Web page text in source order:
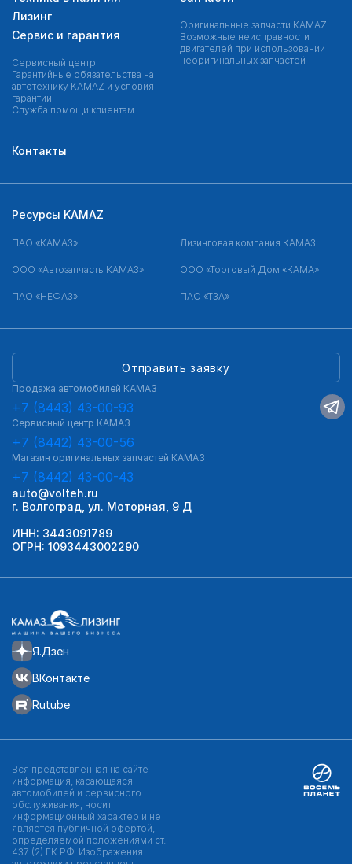
Лизинг
Сервис и гарантия
Сервисный центр
Гарантийные обязательства на
автотехнику KAMAZ и условия
гарантии
Служба помощи клиентам
Оригинальные запчасти КAMAZ
Возможные неисправности
двигателей при использовании
неоригинальных запчастей
Контакты
Я.Дзен
ВКонтакте
Rutube
Отправить заявку
Продажа автомобилей КАМАЗ
+7 (8443) 43-00-93
Сервисный центр КАМАЗ
+7 (8442) 43-00-56
Магазин оригинальных запчастей КАМАЗ
+7 (8442) 43-00-43
auto@volteh.ru
г. Волгоград, ул. Моторная, 9 Д
ИНН: 3443091789
ОГРН: 1093443002290
Ресурсы KAMAZ
ПАО «КАМАЗ» Лизинговая компания КАМАЗ
ООО «Автозапчасть КАМАЗ» ООО «Торговый Дом «КАМА»
ПАО «НЕФАЗ» ПАО «ТЗА»
Вся представленная на сайте
информация, касающаяся
автомобилей и сервисного
обслуживания, носит
информационный характер и не
является публичной офертой,
определяемой положениями ст.
437 (2) ГК РФ. Изображения